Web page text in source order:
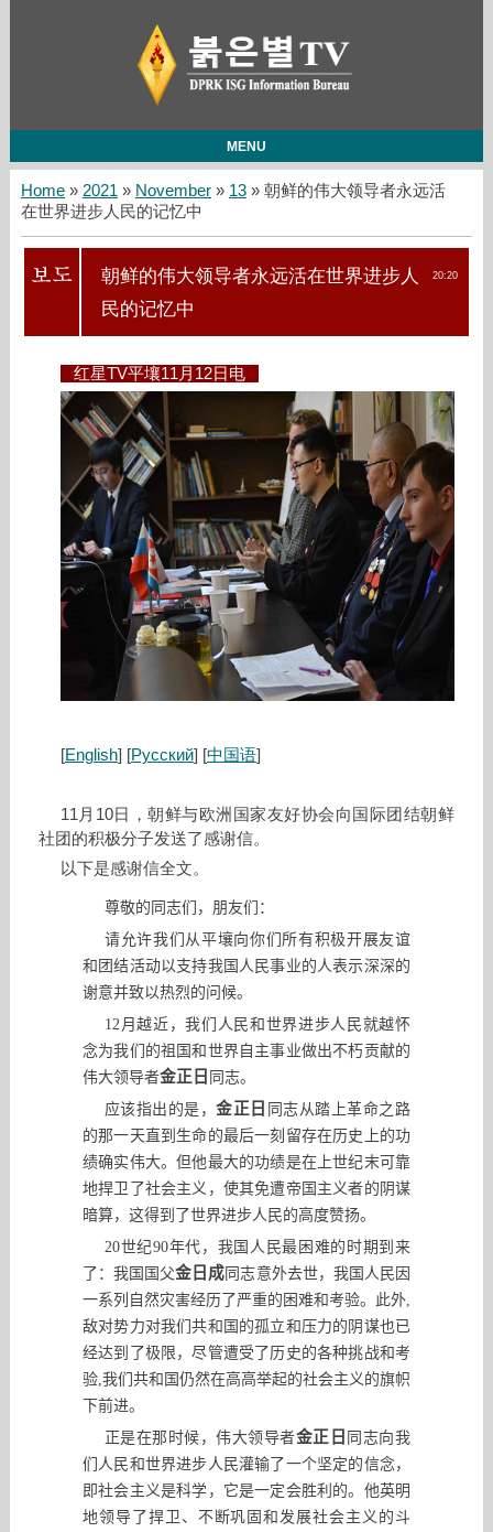
MENU
Home» 2021 » November » 13» 朝鲜的伟大领导者永远活
在世界进步人民的记忆中
20:20
朝鲜的伟大领导者永远活在世界进步人
民的记忆中
红星TV平壤11月12日电
[English] [Русский] [中国语]
11月10日，朝鲜与欧洲国家友好协会向国际团结朝鲜
社团的积极分子发送了感谢信。
以下是感谢信全文。
尊敬的同志们 ， 朋友们 ：
请允许我们从平壤向你们所有积极开展友谊
和团结活动以支持我国人民事业的人表示深深的
谢意并致以热烈的问候。
12月越近 ，我们人民和世界进步人民就越怀
念为我们的祖国和世界自主事业做出不朽贡献的
伟大领导者金正日 同志。
应该指出的是 ，金正日 同志从踏上革命之路
的那一天直到生命的最后一刻留存在历史上的功
绩确实伟大。但他最大的功绩是在上世纪末可靠
地捍卫了社会主义 ， 使其免遭帝国主义者的阴谋
暗算， 这得到了世界进步人民的高度赞扬。
20世纪90年代 ， 我国人民最困难的时期到来
了 ：我国国父金日成 同志意外去世， 我国人民因
一系列自然灾害经历了严重的困难和考验。此外,
敌对势力对我们共和国的孤立和压力的阴谋也已
经达到了极限，尽管遭受了历史的各种挑战和考
验,我们共和国仍然在高高举起的社会主义的旗帜
下前进。
正是在那时候 ，伟大领导者金正日 同志向我
们人民和世界进步人民灌输了一个坚定的信念，
即社会主义是科学 ， 它是一定会胜利的。他英明
地领导了捍卫、不断巩固和发展社会主义的斗